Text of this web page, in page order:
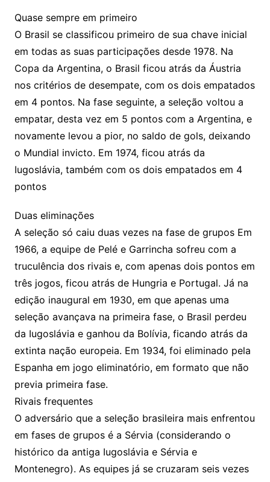
Quase sempre em primeiro
O Brasil se classificou primeiro de sua chave inicial
em todas as suas participações desde 1978. Na
Copa da Argentina, o Brasil ficou atrás da Áustria
nos critérios de desempate, com os dois empatados
em 4 pontos. Na fase seguinte, a seleção voltou a
empatar, desta vez em 5 pontos com a Argentina, e
novamente levou a pior, no saldo de gols, deixando
o Mundial invicto. Em 1974, ficou atrás da
Iugoslávia, também com os dois empatados em 4
pontos
Duas eliminações
A seleção só caiu duas vezes na fase de grupos Em
1966, a equipe de Pelé e Garrincha sofreu com a
truculência dos rivais e, com apenas dois pontos em
três jogos, ficou atrás de Hungria e Portugal. Já na
edição inaugural em 1930, em que apenas uma
seleção avançava na primeira fase, o Brasil perdeu
da Iugoslávia e ganhou da Bolívia, ficando atrás da
extinta nação europeia. Em 1934, foi eliminado pela
Espanha em jogo eliminatório, em formato que não
previa primeira fase.
Rivais frequentes
O adversário que a seleção brasileira mais enfrentou
em fases de grupos é a Sérvia (considerando o
histórico da antiga Iugoslávia e Sérvia e
Montenegro). As equipes já se cruzaram seis vezes